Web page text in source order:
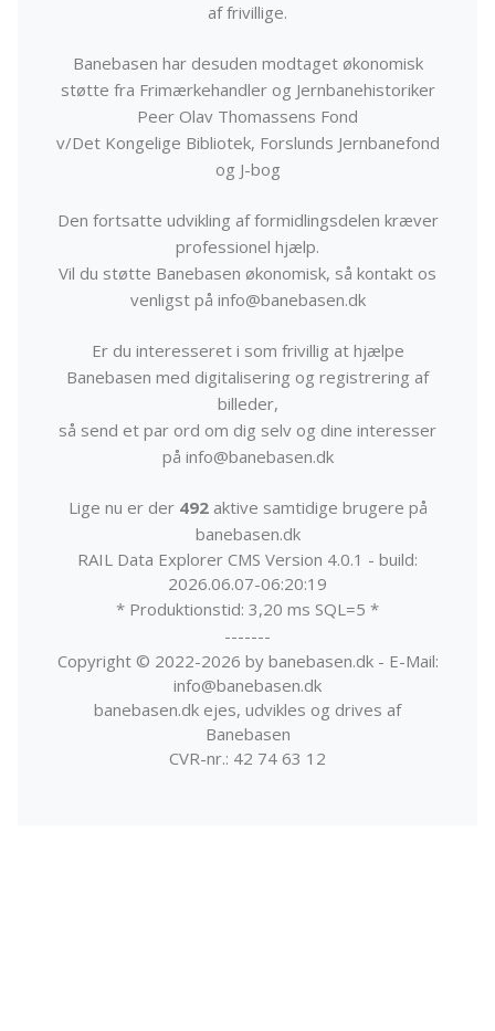
af frivillige.
Banebasen har desuden modtaget økonomisk
støtte fra Frimærkehandler og Jernbanehistoriker
Peer Olav Thomassens Fond
v/Det Kongelige Bibliotek, Forslunds Jernbanefond
og J-bog
Den fortsatte udvikling af formidlingsdelen kræver
professionel hjælp.
Vil du støtte Banebasen økonomisk, så kontakt os
venligst på info@banebasen.dk
Er du interesseret i som frivillig at hjælpe
Banebasen med digitalisering og registrering af
billeder,
så send et par ord om dig selv og dine interesser
på info@banebasen.dk
Lige nu er der 492aktive samtidige brugere på
banebasen.dk
RAIL Data Explorer CMS Version 4.0.1 - build:
2026.06.07-06:20:19
* Produktionstid: 3,20 ms SQL=5 *
-------
Copyright © 2022-2026 by banebasen.dk - E-Mail:
info@banebasen.dk
banebasen.dk ejes, udvikles og drives af
Banebasen
CVR-nr.: 42 74 63 12